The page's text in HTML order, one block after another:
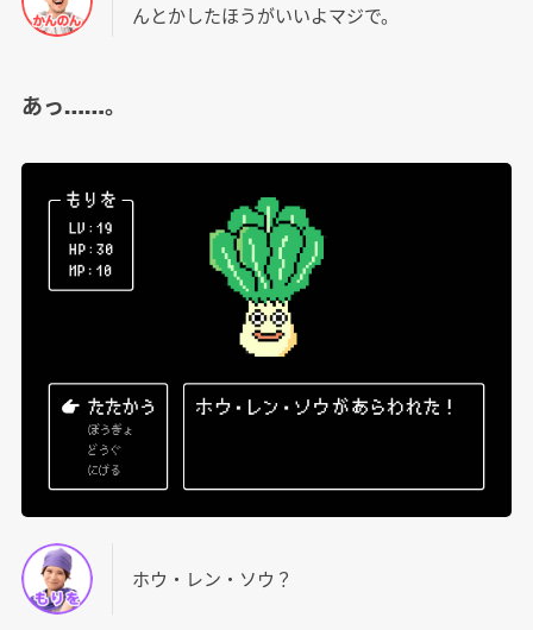
んとかしたほうがいいよマジで。
あっ……。
ホウ・レン・ソウ？